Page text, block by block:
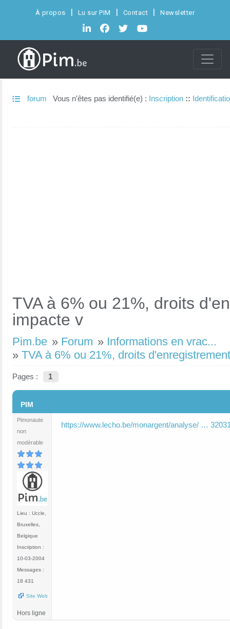
À propos Lu sur PIM Contact Newsletter
forum Vous n'êtes pas identifié(e) : Inscription ::
TVA à 6% ou 21%, droits
impacte v
Pim.be » Forum » Informations en vrac...
» TVA à 6% ou 21%, droits
Pages : 1
PIM
Pimonaute
non
modérable
Lieu : Uccle,
Bruxelles,
Belgique
Inscription :
10-03-2004
Messages :
18 431
Site Web
https://www.lecho.be/monargent/analyse/ …
Hors ligne